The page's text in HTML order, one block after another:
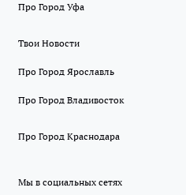
Про Город Уфа
Твои Новости
Про Город Ярославль
Про Город Владивосток
Про Город Краснодара
Мы в социальных сетях